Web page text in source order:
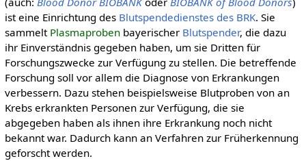
ist eine Einrichtung des Blutspendedienstes des BRK. Sie
sammelt Plasmaprobenbayerischer Blutspender, die dazu
ihr Einverständnis gegeben haben, um sie Dritten für
Forschungszwecke zur Verfügung zu stellen. Die betreffende
Forschung soll vor allem die Diagnose von Erkrankungen
verbessern. Dazu stehen beispielsweise Blutproben von an
Krebs erkrankten Personen zur Verfügung, die sie
abgegeben haben als ihnen ihre Erkrankung noch nicht
bekannt war. Dadurch kann an Verfahren zur Früherkennung
geforscht werden.